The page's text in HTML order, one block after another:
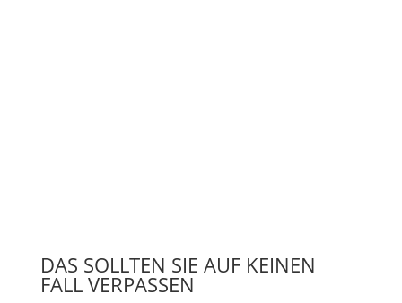
DAS SOLLTEN SIE AUF KEINEN
FALL VERPASSEN